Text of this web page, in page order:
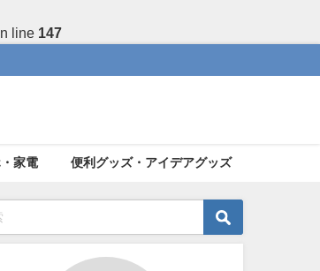
line 147
家電 便利グッズ・アイデアグッズ